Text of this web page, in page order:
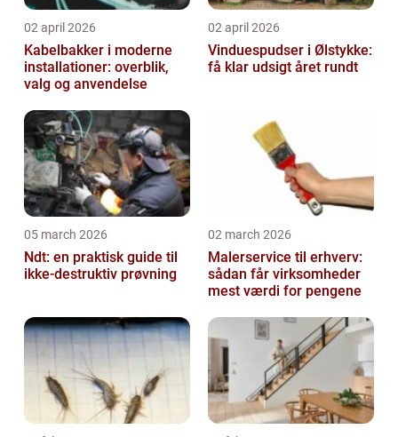
02 april 2026
Kabelbakker i moderne
installationer: overblik,
valg og anvendelse
02 april 2026
Vinduespudser i Ølstykke:
få klar udsigt året rundt
05 march 2026
Ndt: en praktisk guide til
ikke-destruktiv prøvning
02 march 2026
Malerservice til erhverv:
sådan får virksomheder
mest værdi for pengene